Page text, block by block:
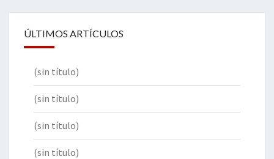
ÚLTIMOS ARTÍCULOS
(sin título)
(sin título)
(sin título)
(sin título)